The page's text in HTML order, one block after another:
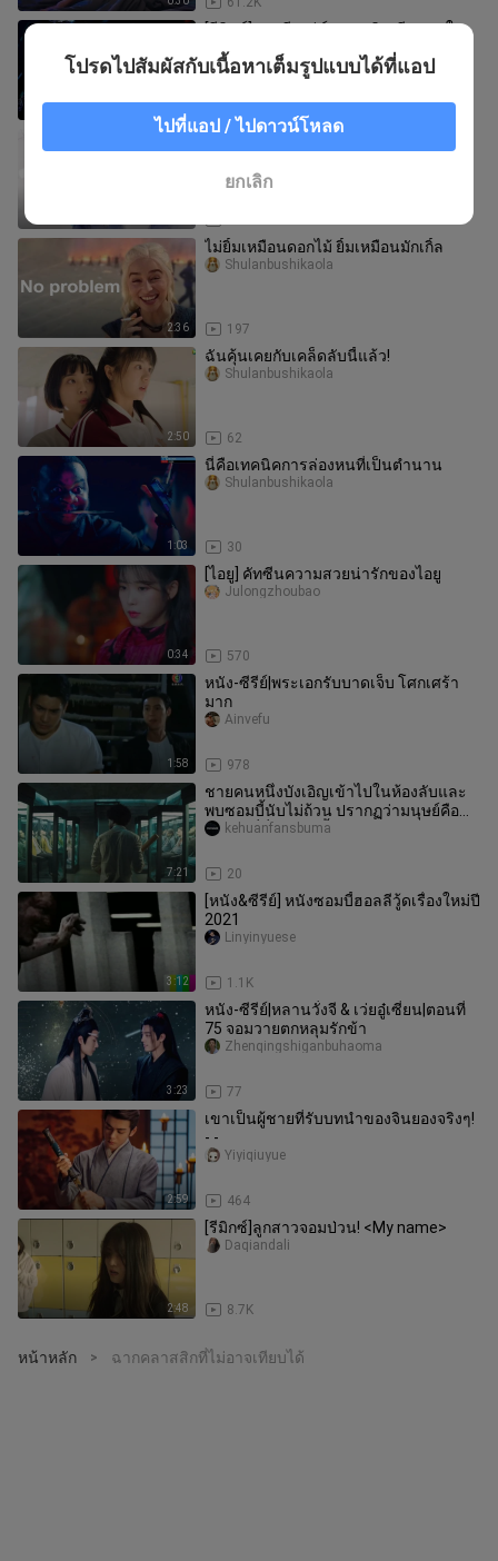
[รีมิกซ์]ฉากมีเสน่ห์ของเหรินเจียหลุนใน
<ทุกชาติภพ กระดูกงดงาม>
Yinshenglun
ความจริงใจของคุณฉันได้รับอย่าง
สมบูรณ์ | เทวดาอาซาฮี! 【รักแรกหาย
ไป\เมกุโระเหลียน&มิจิเอะ จุนสุเกะ]
Xianairainbowlong
2:36
ไม่ยิ้มเหมือนดอกไม้ ยิ้มเหมือนมักเกิ้ล
197
Shulanbushikaola
2:50
ฉันคุ้นเคยกับเคล็ดลับนี้แล้ว!
62
Shulanbushikaola
1:03
นี่คือเทคนิคการล่องหนที่เป็นตำนาน
30
Shulanbushikaola
0:34
[ไอยู] คัทซีนความสวยน่ารักของไอยู
570
Julongzhoubao
1:58
หนัง-ซีรีย์|พระเอกรับบาดเจ็บ โศกเศร้า
มาก
978
Ainvefu
7:21
ชายคนหนึ่งบังเอิญเข้าไปในห้องลับและ
พบซอมบี้นับไม่ถ้วน ปรากฏว่ามนุษย์คือ
อาหารที่สิ่งมีชีวิตขั้นสูงเลี
20
kehuanfansbuma
3:12
[หนัง&ซีรีย์] หนังซอมบี้ฮอลลีวู้ดเรื่องใหม่ปี
2021
1.1K
Linyinyuese
3:23
หนัง-ซีรีย์|หลานวั่งจี & เว่ยอู๋เซี่ยน|ตอนที่
75 จอมวายตกหลุมรักข้า
77
Zhenqingshiganbuhaoma
2:59
เขาเป็นผู้ชายที่รับบทนำของจินยองจริงๆ!
- -
464
Yiyiqiuyue
2:48
[รีมิกซ์]ลูกสาวจอมป่วน! <My name>
8.7K
Daqiandali
หน้าหลัก > ฉากคลาสสิกที่ไม่อาจเทียบได้
โปรดไปสัมผัสกับเนื้อหาเต็มรูปแบบได้ที่แอป
ไปที่แอป / ไปดาวน์โหลด
ยกเลิก